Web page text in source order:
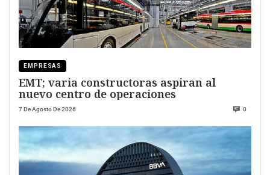
EMPRESAS
EMT; varia constructoras aspiran al
nuevo centro de operaciones
7 De Agosto De 2026 0